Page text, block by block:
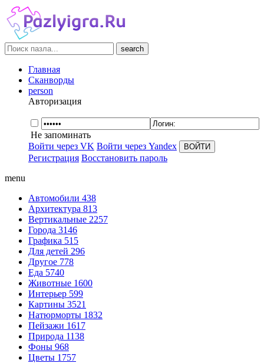
search
Главная
Сканворды
person
Авторизация
Не запоминать
Войти через VK Войти через Yandex
Регистрация Восстановить пароль
menu
Автомобили 438
Архитектура 813
Вертикальные 2257
Города 3146
Графика 515
Для детей 296
Другое 778
Еда 5740
Животные 1600
Интерьер 599
Картины 3521
Натюрморты 1832
Пейзажи 1617
Природа 1138
Фоны 968
Цветы 1757